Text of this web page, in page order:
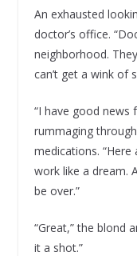
An exhausted
doctor’s office.
neighborhood.
can’t get a wink of
“I have good news
rummaging
medications.
work like a dream.
be over.”
“Great,” the blond
it a shot.”